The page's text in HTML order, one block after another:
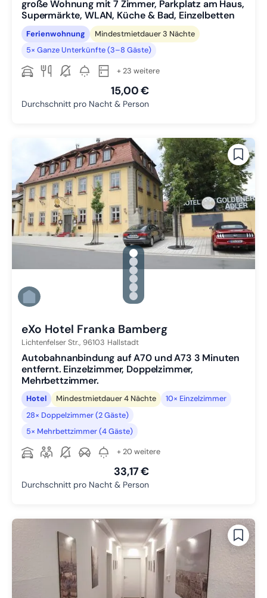
große Wohnung mit 7 Zimmer, Parkplatz am Haus,
Supermärkte, WLAN, Küche & Bad, Einzelbetten
Ferienwohnung
Mindestmietdauer 3 Nächte
5× Ganze Unterkünfte (3–8 Gäste)
+ 23 weitere
15,00 €
Durchschnitt pro Nacht & Person
gallery.slide_selector
Zu Slide 1 wechseln
Zu Slide 2 wechseln
Zu Slide 3 wechseln
Zu Slide 4 wechseln
Zu Slide 5 wechseln
Zu Slide 6 wechseln
eXo Hotel Franka Bamberg
Lichtenfelser Str., 96103 Hallstadt
Autobahnanbindung auf A70 und A73 3 Minuten
entfernt. Einzelzimmer, Doppelzimmer,
Mehrbettzimmer.
Hotel Mindestmietdauer 4 Nächte
10× Einzelzimmer
28× Doppelzimmer (2 Gäste)
5× Mehrbettzimmer (4 Gäste)
+ 20 weitere
33,17 €
Durchschnitt pro Nacht & Person